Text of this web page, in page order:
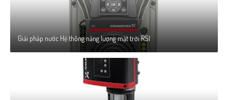
Giải pháp nước Hệ thống năng lượng mặt trời RSI